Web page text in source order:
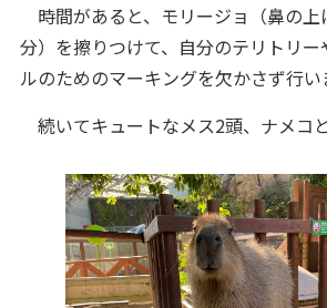
時間があると、モリージョ（鼻の上
分）を擦りつけて、自分のテリトリー
ルのためのマーキングを欠かさず行い
続いてキュートなメス2頭、ナメコ